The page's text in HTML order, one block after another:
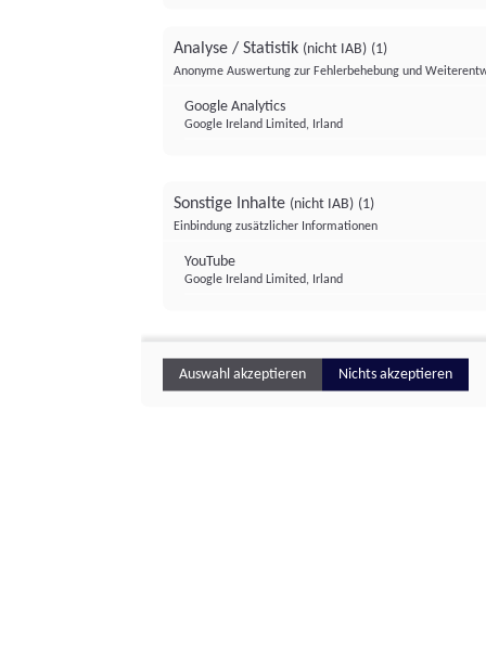
Analyse / Statistik (nicht IAB) (1)
Anonyme Auswertung zur Fehlerbehebung und
Google Analytics
Google Ireland Limited, Irland
Sonstige Inhalte (nicht IAB) (1)
Einbindung zusätzlicher Informationen
YouTube
Google Ireland Limited, Irland
Auswahl akzeptieren Nichts akzeptieren